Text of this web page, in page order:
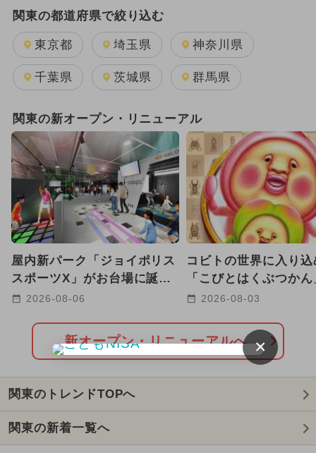
キャラクター 2024年4月のイベント
2024年のイベント
2024年3月のイベント
夏休み（涼しい）
2024年5月のイベント
2024年6月のイベント
夏休み（日帰り）
2024年10月のイベント
2024年9月のイベント
2024年7月のイベント ワークショップ
2024年2月のイベント
2024年1月のイベント
関東の都道府県で絞り込む
東京都 埼玉県 神奈川県
千葉県 茨城県 群馬県
関東の新オープン・リニューアル
屋内新パーク「ジョイポリス
スポーツX」がお台場に誕
生！ ARやトランポリンで
2026-08-06
コビトの世界に入り
「こびとはくぶつか
玉に8/12グランドオー
2026-08-03
新オープン・リニューアルへ
関東のトレンドTOPへ
関東の新着一覧へ
×